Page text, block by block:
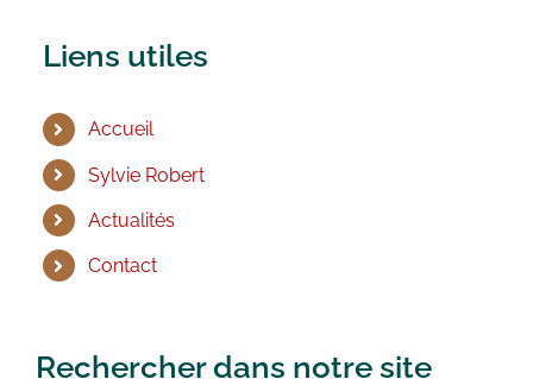
Liens utiles
Accueil
Sylvie Robert
Actualités
Contact
Rechercher dans notre site